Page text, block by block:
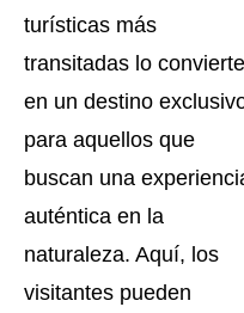
turísticas más
transitadas lo
en un destino
para aquellos que
buscan una
auténtica en la
naturaleza. Aquí, los
visitantes pueden